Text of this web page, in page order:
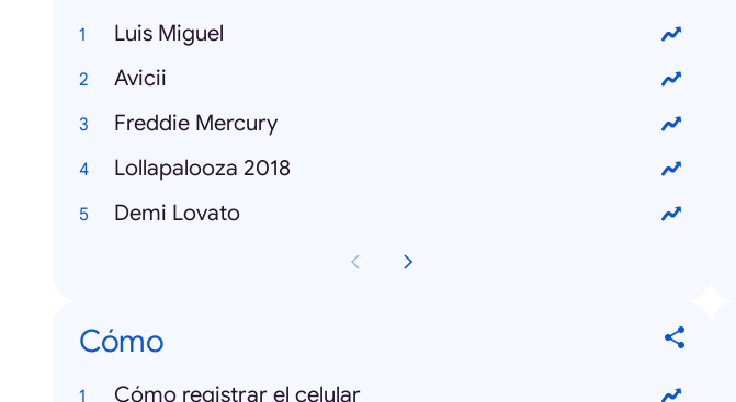
Luis Miguel
Avicii
Freddie Mercury
Lollapalooza 2018
Demi Lovato
Cómo
Cómo registrar el celular